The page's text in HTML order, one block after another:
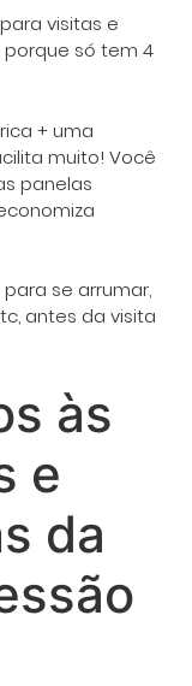
visitas e
só tem 4
+ uma
muito! Você
panelas
se arrumar,
antes da visita
às
e
da